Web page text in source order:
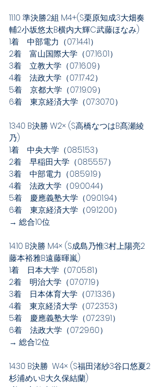
11:10 準決勝2組 M4+(S栗原知成3大畑奏
輔2小坂悠太B横内大輝C武藤ほなみ)
1着　中部電力（07:14.41）
2着　富山国際大学（07:16.01）
3着　立教大学（07:16.09）
4着　法政大学（07:17.42）
5着　京都大学（07:19.09）
6着　東京経済大学（07:30.70）
13:40 B決勝 W2× (S高橋なつはB髙瀬綾
乃)
1着　中央大学（08:51.53）
2着　早稲田大学（08:55.57）
3着　中部電力（08:59.19）
4着　法政大学（09:00.44）
5着　慶應義塾大学（09:01.94）
6着　東京経済大学（09:12.00）
→ 総合10位
14:10 B決勝 M4× (S成島乃惟3村上陽亮2
藤本裕雅B遠藤暉嵐)
1着　日本大学（07:05.81）
2着　明治大学（07:07.19）
3着　日本体育大学（07:13.36）
4着　東京経済大学（07:23.53）
5着　慶應義塾大学（07:23.91）
6着　法政大学（07:29.60）
→ 総合12位
14:30 B決勝  W4× (S福田渚紗3谷口悠夏2
杉浦めいB大久保結蘭)